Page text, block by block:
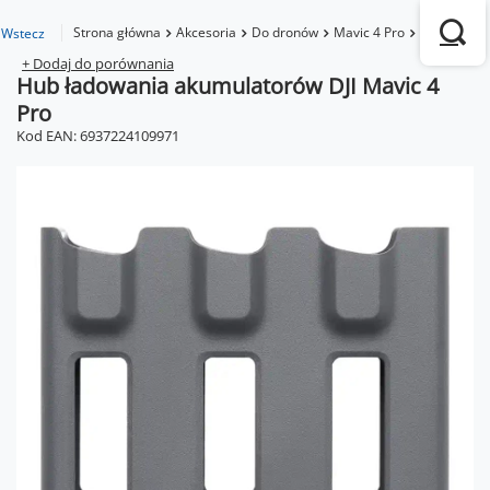
Wstecz Strona główna Akcesoria Do dronów Mavic 4 Pro Hub
+ Dodaj do porównania
Hub ładowania akumulatorów DJI Mavic 4
Pro
Kod EAN: 6937224109971